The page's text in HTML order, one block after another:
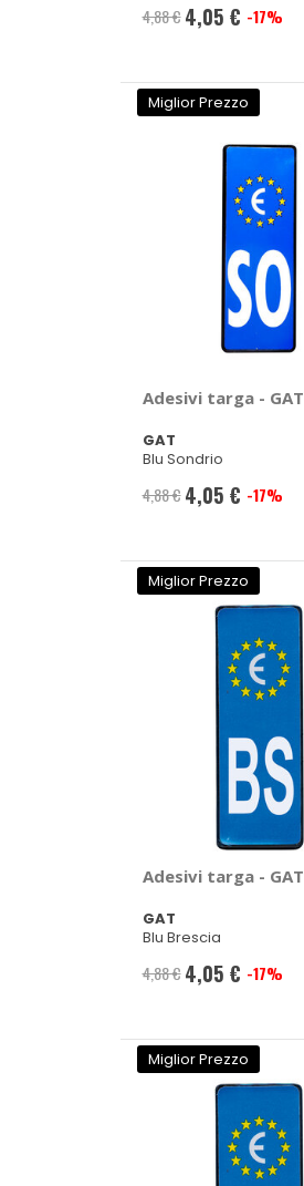
4,88 € Prezzo
4,05 € -17%
Miglior Prezzo
Adesivi targa - GAT
GAT
Blu Sondrio
4,88 € Prezzo
4,05 € -17%
Miglior Prezzo
Adesivi targa - GAT
GAT
Blu Brescia
4,88 € Prezzo
4,05 € -17%
Miglior Prezzo